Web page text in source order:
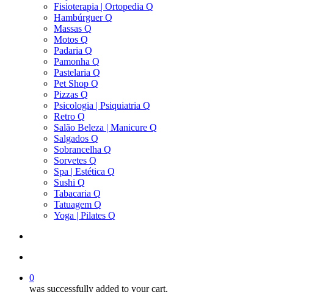
Fisioterapia | Ortopedia Q
Hambúrguer Q
Massas Q
Motos Q
Padaria Q
Pamonha Q
Pastelaria Q
Pet Shop Q
Pizzas Q
Psicologia | Psiquiatria Q
Retro Q
Salão Beleza | Manicure Q
Salgados Q
Sobrancelha Q
Sorvetes Q
Spa | Estética Q
Sushi Q
Tabacaria Q
Tatuagem Q
Yoga | Pilates Q
0
was successfully added to your cart.